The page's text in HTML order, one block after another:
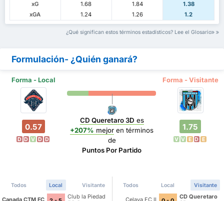
xG
1.68 1.84
1.38
xGA
1.24 1.26 1.2
¿Qué significan estos términos estadísticos? Lee el Glosario
Formulación- ¿Quién ganará?
Forma - Local Forma - Visitante
0.57
D D V D D
CD Queretaro 3D es
+207% mejor en términos
de
Puntos Por Partido
1.75
V V E D E
Todos Local Visitante
Canada CTM FC
Club la Piedad
Todos Local Visitante
Celaya FC II
CD Queretaro